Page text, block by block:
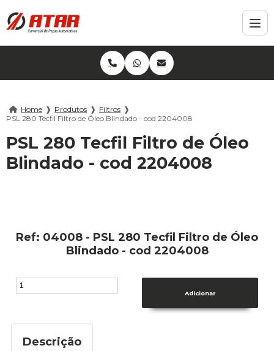
Home ❱ Produtos ❱ Filtros ❱
PSL 280 Tecfil Filtro de Óleo Blindado - cod 2204008
PSL 280 Tecfil Filtro de Óleo
Blindado - cod 2204008
Ref: 04008 - PSL 280 Tecfil Filtro de Óleo
Blindado - cod 2204008
Descrição